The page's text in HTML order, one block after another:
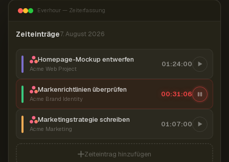
Everhour — Zeiterfassung
Zeiteinträge7. August 2026
Homepage-Mockup entwerfen
Acme Web Project
01:24:00
Markenrichtlinien überprüfen
Acme Brand Identity
00:31:07
Marketingstrategie schreiben
Acme Marketing
01:07:00
Zeiteintrag hinzufügen